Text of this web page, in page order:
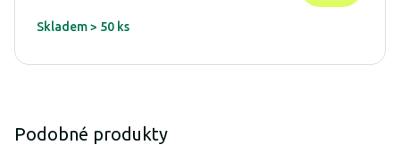
Skladem > 50 ks
Podobné produkty